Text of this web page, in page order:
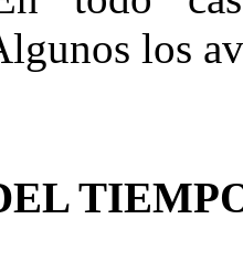
los